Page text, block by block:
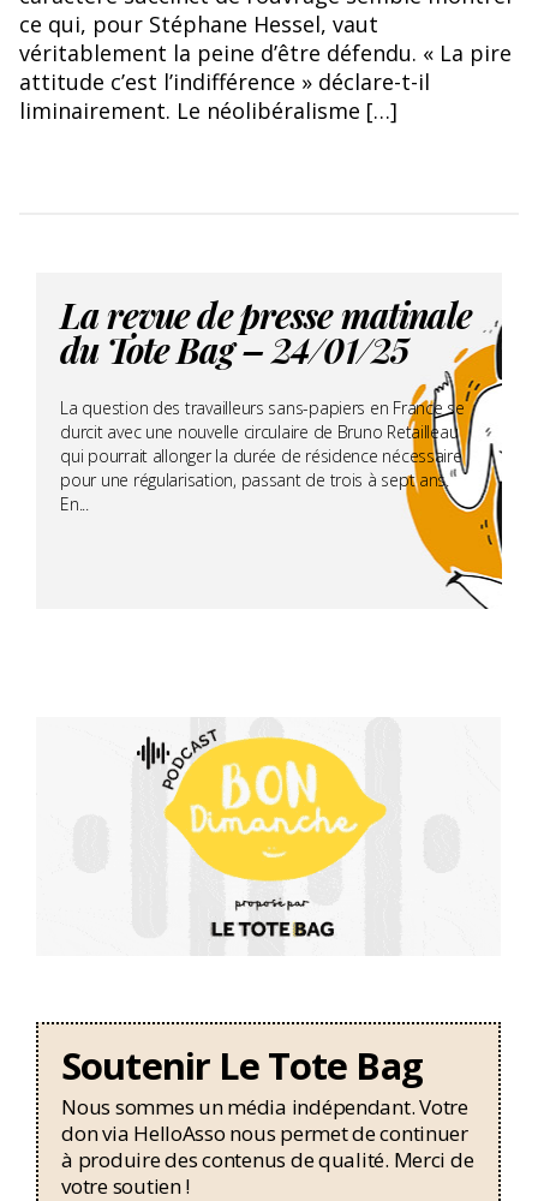
ce qui, pour Stéphane Hessel, vaut
véritablement la peine d’être défendu. « La pire
attitude c’est l’indifférence » déclare-t-il
liminairement. Le néolibéralisme […]
La revue de presse matinale
du Tote Bag – 24/01/25
La question des travailleurs sans-papiers en France se
durcit avec une nouvelle circulaire de Bruno Retailleau
qui pourrait allonger la durée de résidence nécessaire
pour une régularisation, passant de trois à sept ans.
En...
Soutenir Le Tote Bag
Nous sommes un média indépendant. Votre
don via HelloAsso nous permet de continuer
à produire des contenus de qualité. Merci de
votre soutien !